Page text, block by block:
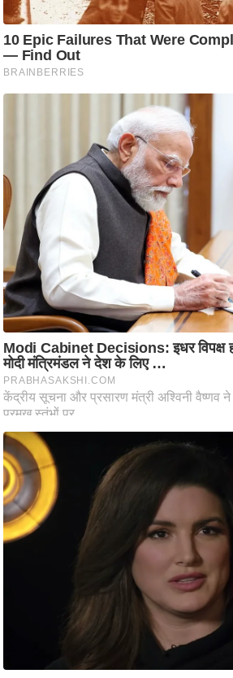
.
आ
ई
.
मी
क्षा
ध
र्म
ज्यो
ति
ष
प्र
भु
म
हि
मा
/
ध
र्म
स्थ
र